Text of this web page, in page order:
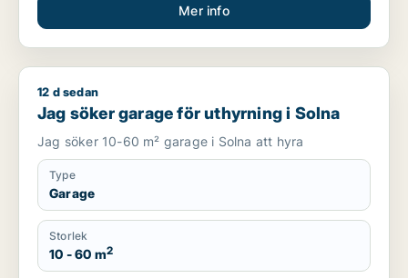
Mer info
Jag söker garage för uthyrning i Solna
12 d sedan
Jag söker garage för uthyrning i Solna
Jag söker 10-60 m² garage i Solna att hyra
Type
Garage
Storlek
10 - 60 m2